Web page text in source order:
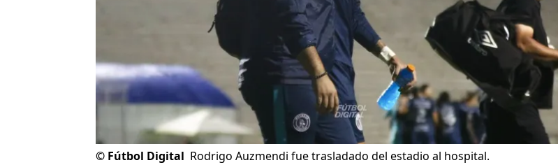
© Fútbol Digital Rodrigo Auzmendi fue trasladado del estadio al hospital.